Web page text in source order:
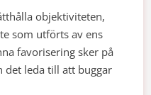
objektiviteten,
som utförts av ens
favorisering sker på
det leda till att buggar